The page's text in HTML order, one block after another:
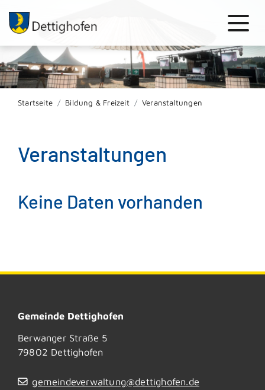
Startseite Bildung & Freizeit Veranstaltungen
Veranstaltungen
Keine Daten vorhanden
Gemeinde Dettighofen
Berwanger Straße 5
79802 Dettighofen
gemeindeverwaltung@dettighofen.de